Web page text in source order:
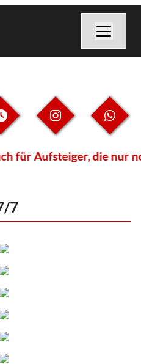
die
7